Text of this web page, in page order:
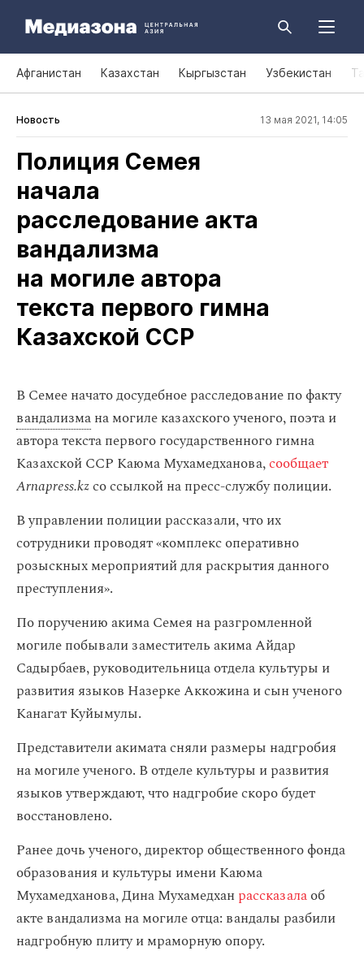
Афганистан Казахстан Кыргызстан Узбекистан
Новость 13 мая 2021, 14:05
Полиция Семея
начала
расследование акта
вандализма
на могиле автора
текста первого гимна
Казахской ССР
В Семее начато досудебное расследование по факту
вандализмана могиле казахского ученого, поэта и
автора текста первого государственного гимна
Казахской ССР Каюма Мухамедханова,сообщает
Arnapress.kzсо ссылкой на пресс-службу полиции.
В управлении полиции рассказали, что их
сотрудники проводят «комплекс оперативно
розыскных мероприятий для раскрытия данного
преступления».
По поручению акима Семея на разгромленной
могиле побывали заместитель акима Айдар
Садырбаев, руководительница отдела культуры и
развития языков Назерке Аккожина и сын ученого
Канагат Куйымулы.
Представители акимата сняли размеры надгробия
на могиле ученого. В отделе культуры и развития
языков утверждают, что надгробие скоро будет
восстановлено.
Ранее дочь ученого, директор общественного фонда
образования и культуры имени Каюма
Мухамедханова, Дина Мухамедхан рассказалаоб
акте вандализма на могиле отца: вандалы разбили
надгробную плиту и мраморную опору.